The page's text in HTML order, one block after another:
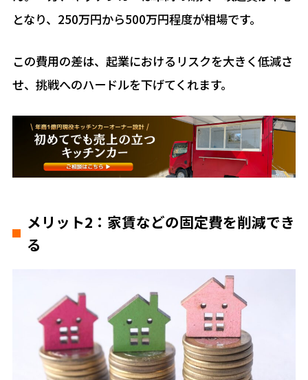
となり、250万円から500万円程度が相場です。
この費用の差は、起業におけるリスクを大きく低減さ
せ、挑戦へのハードルを下げてくれます。
メリット2：家賃などの固定費を削減でき
る